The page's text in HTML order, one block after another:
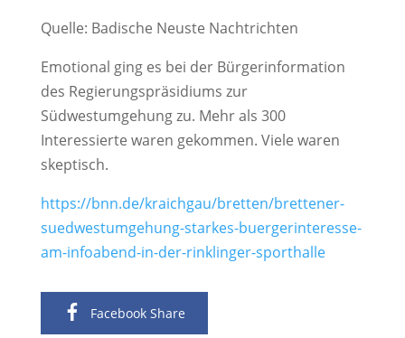
Quelle: Badische Neuste Nachtrichten
Emotional ging es bei der Bürgerinformation
des Regierungspräsidiums zur
Südwestumgehung zu. Mehr als 300
Interessierte waren gekommen. Viele waren
skeptisch.
https://bnn.de/kraichgau/bretten/brettener-
suedwestumgehung-starkes-buergerinteresse-
am-infoabend-in-der-rinklinger-sporthalle
Facebook Share